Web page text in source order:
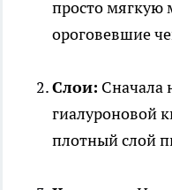
просто мягкую
ороговевшие
Слои: Сначала
гиалуроновой
плотный слой